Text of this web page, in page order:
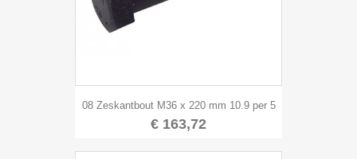
08 Zeskantbout M36 x 220 mm 10.9 per 5
€ 163,72